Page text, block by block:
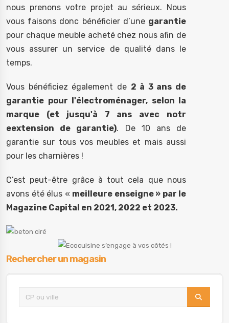
Rechercher un magasin
nous prenons votre projet au sérieux. Nous
vous faisons donc bénéficier d’une garantie
pour chaque meuble acheté chez nous afin de
vous assurer un service de qualité dans le
temps.
Vous bénéficiez également de 2 à 3 ans de
garantie pour l'électroménager, selon la
marque (et jusqu'à 7 ans avec notr
eextension de garantie). De 10 ans de
garantie sur tous vos meubles et mais aussi
pour les charnières !
C’est peut-être grâce à tout cela que nous
avons été élus « meilleure enseigne » par le
Magazine Capital en 2021, 2022 et 2023.